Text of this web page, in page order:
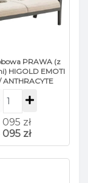
PRAWA (z
HIGOLD EMOTI
ANTHRACYTE
095 zł
095 zł